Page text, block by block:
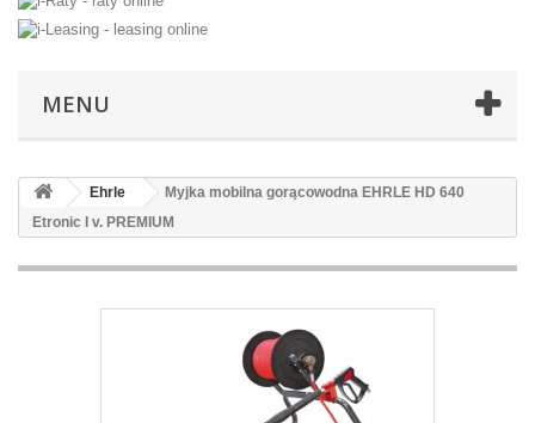
MENU
Ehrle
Myjka mobilna gorącowodna EHRLE HD 640
Etronic I v. PREMIUM